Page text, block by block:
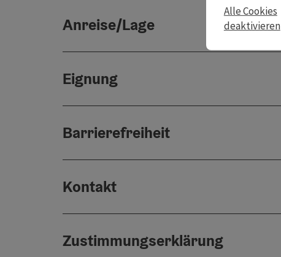
Anreise/Lage
Eignung
Barrierefreiheit
Kontakt
Zustimmungserklärung
Alle Cookies
deaktivieren